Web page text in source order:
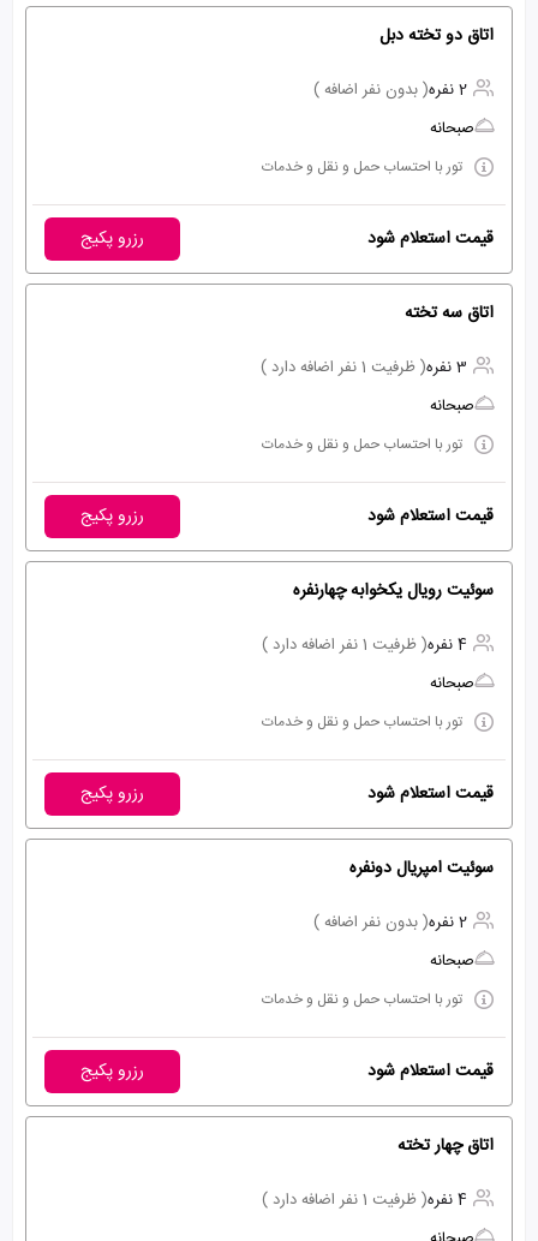
اتاق دو تخته دبل
2 نفره
( بدون نفر اضافه )
صبحانه
تور با احتساب حمل و نقل و خدمات
قیمت استعلام شود رزرو پکیج
اتاق سه تخته
3 نفره
( ظرفیت 1 نفر اضافه دارد )
صبحانه
تور با احتساب حمل و نقل و خدمات
قیمت استعلام شود رزرو پکیج
سوئیت رویال یکخوابه چهارنفره
4 نفره
( ظرفیت 1 نفر اضافه دارد )
صبحانه
تور با احتساب حمل و نقل و خدمات
قیمت استعلام شود رزرو پکیج
سوئیت امپریال دونفره
2 نفره
( بدون نفر اضافه )
صبحانه
تور با احتساب حمل و نقل و خدمات
قیمت استعلام شود رزرو پکیج
اتاق چهار تخته
4 نفره
( ظرفیت 1 نفر اضافه دارد )